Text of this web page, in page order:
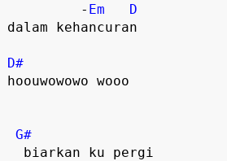
         -
Em
D
dalam kehancuran
D#
hoouwowowo wooo
G#